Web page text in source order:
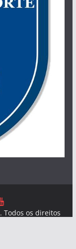
. Todos os direitos